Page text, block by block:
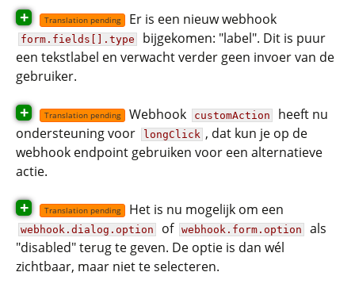
+ Translation pending Er is een nieuw webhook
form.fields[].type
bijgekomen: "label". Dit is puur
een tekstlabel en verwacht verder geen invoer van de
gebruiker.
+ Translation pending Webhook customAction
heeft nu
ondersteuning voor
longClick , dat kun je op de
webhook endpoint gebruiken voor een alternatieve
actie.
+ Translation pending Het is nu mogelijk om een
webhook.dialog.option of webhook.form.option
als
"disabled" terug te geven. De optie is dan wél
zichtbaar, maar niet te selecteren.